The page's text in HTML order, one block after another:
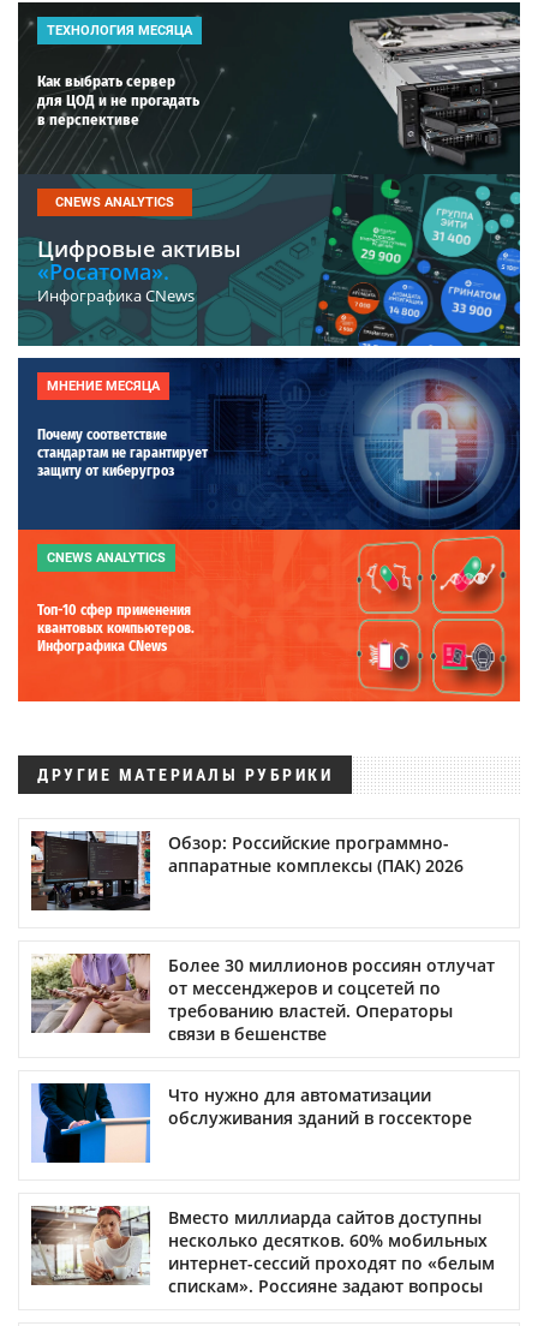
ТЕХНОЛОГИЯ МЕСЯЦА
Как выбрать сервер
для ЦОД и не прогадать
в перспективе
CNEWS ANALYTICS
Цифровые активы
«Росатома».
Инфографика CNews
МНЕНИЕ МЕСЯЦА
Почему соответствие
стандартам не гарантирует
защиту от киберугроз
CNEWS ANALYTICS
Топ-10 сфер применения
квантовых компьютеров.
Инфографика CNews
ДРУГИЕ МАТЕРИАЛЫ РУБРИКИ
Обзор: Российские программно-
аппаратные комплексы (ПАК) 2026
Более 30 миллионов россиян отлучат
от мессенджеров и соцсетей по
требованию властей. Операторы
связи в бешенстве
Что нужно для автоматизации
обслуживания зданий в госсекторе
Вместо миллиарда сайтов доступны
несколько десятков. 60% мобильных
интернет-сессий проходят по «белым
спискам». Россияне задают вопросы